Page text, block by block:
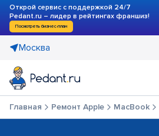
Открой сервис с поддержкой 24/7
Pedant.ru – лидер в рейтингах франшиз!
Посмотреть бизнес-план
Москва
Главная Ремонт Apple MacBook